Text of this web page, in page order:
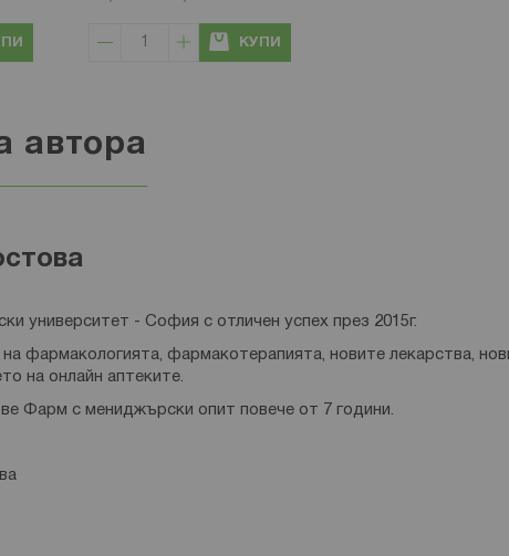
КУПИ
автора
университет - София с отличен успех през 2015г.
фармакологията, фармакотерапията, новите лекарства,
на онлайн аптеките.
Фарм с мениджърски опит повече от 7 години.